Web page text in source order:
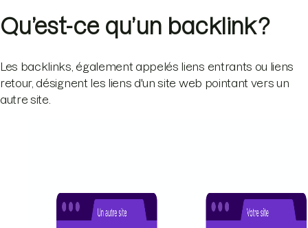
Qu’est-ce qu’un backlink ?
Les backlinks, également appelés liens entrants ou liens
retour, désignent les liens d'un site web pointant vers un
autre site.